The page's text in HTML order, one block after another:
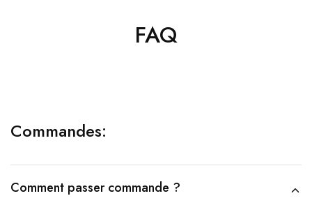
FAQ
Commandes:
Comment passer commande ?